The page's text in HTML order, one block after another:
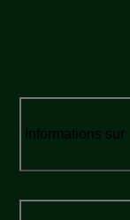
Informations sur